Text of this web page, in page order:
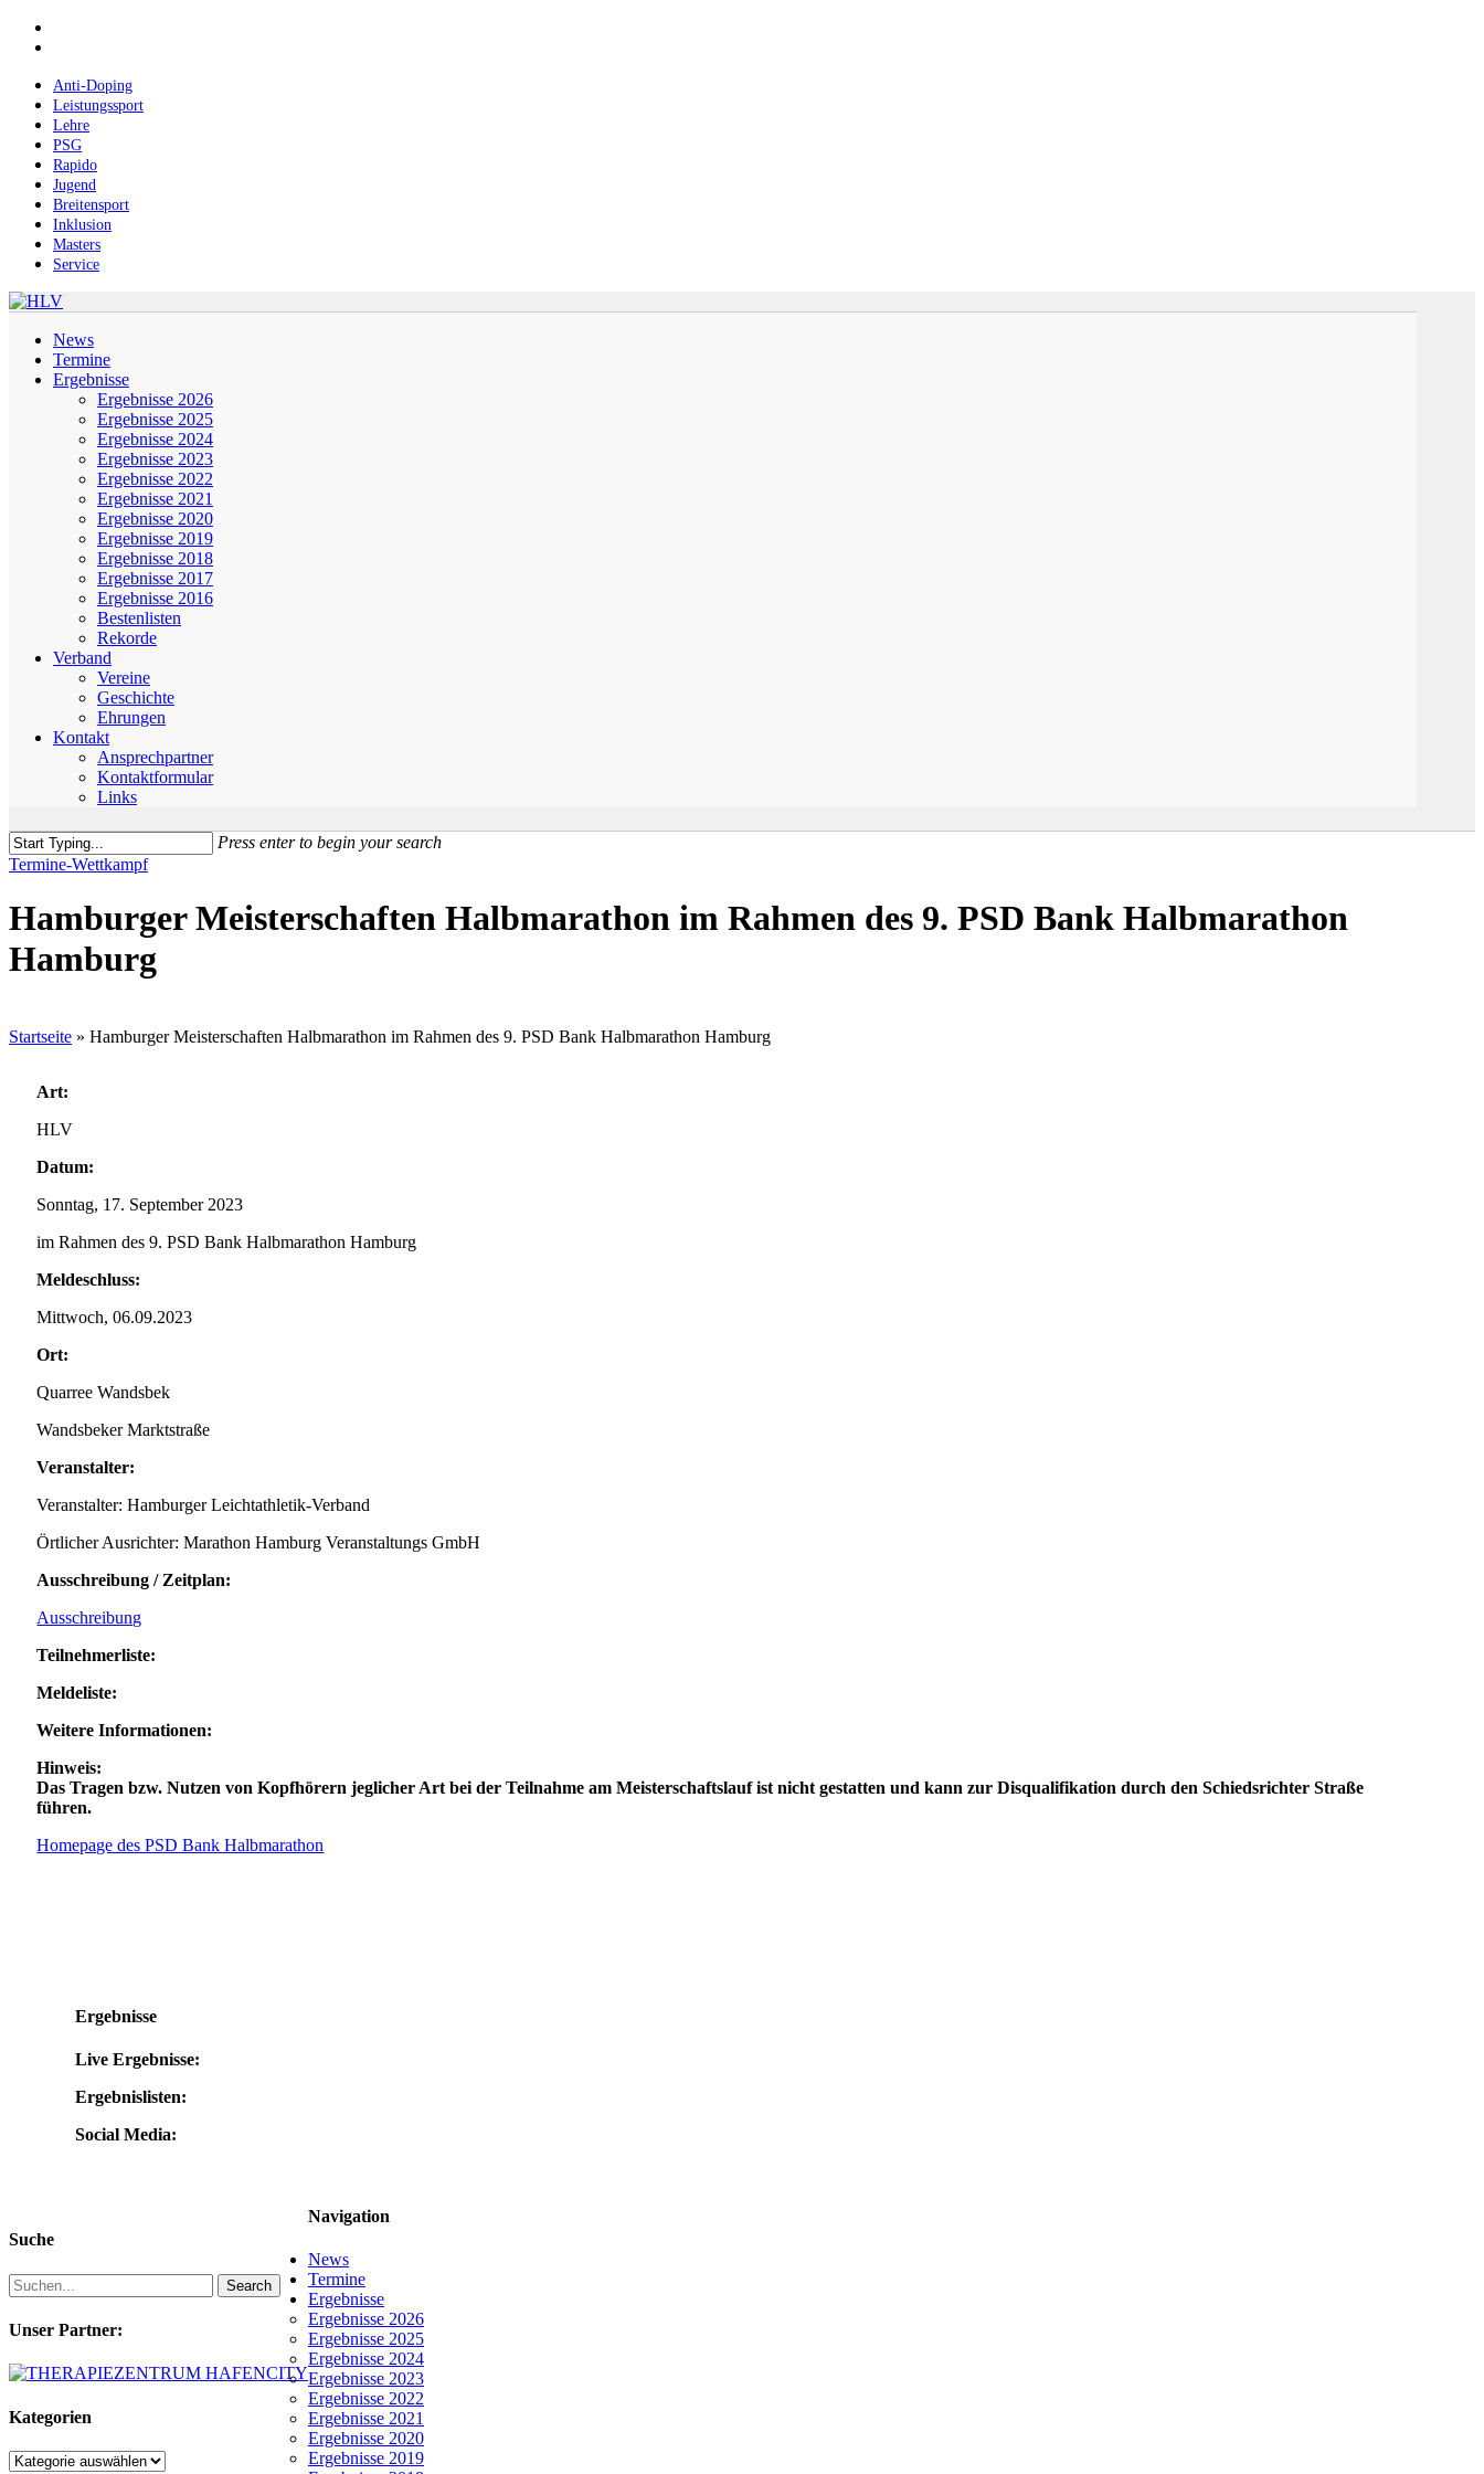
Skip
contentAnti-Doping
Leistungssport
Lehre
PSG
Rapido
Jugend
Breitensport
Inklusion
Masters
Service
News
Termine
Ergebnisse
Ergebnisse 2026
Ergebnisse 2025
Ergebnisse 2024
Ergebnisse 2023
Ergebnisse 2022
Ergebnisse 2021
Ergebnisse 2020
Ergebnisse 2019
Ergebnisse 2018
Ergebnisse 2017
Ergebnisse 2016
Bestenlisten
Rekorde
Verband
Vereine
Geschichte
Ehrungen
Kontakt
Ansprechpartner
Kontaktformular
Links
Press enter to begin your search
Close
Termine-Wettkampf
Hamburger Meisterschaften Halbmarathon im Rahmen des 9. PSD Bank Halbmarathon
Hamburg
Startseite » Hamburger Meisterschaften Halbmarathon im Rahmen des 9. PSD Bank Halbmarathon Hamburg
Art:
HLV
Datum:
Sonntag, 17. September 2023
im Rahmen des 9. PSD Bank Halbmarathon Hamburg
Meldeschluss:
Mittwoch, 06.09.2023
Ort:
Quarree Wandsbek
Wandsbeker Marktstraße
Veranstalter:
Veranstalter: Hamburger Leichtathletik-Verband
Örtlicher Ausrichter: Marathon Hamburg Veranstaltungs GmbH
Ausschreibung / Zeitplan:
Ausschreibung
Teilnehmerliste:
Meldeliste:
Weitere Informationen:
Hinweis:
Das Tragen bzw. Nutzen von Kopfhörern jeglicher Art bei der Teilnahme am Meisterschaftslauf ist nicht gestatten und kann zur Disqualifikation durch den Schiedsrichter Straße
führen.
Homepage des PSD Bank Halbmarathon
Ergebnisse
Live Ergebnisse:
Ergebnislisten:
Social Media:
Suche
Search
Unser Partner:
Kategorien
Kategorien
Navigation
News
Termine
Ergebnisse
Ergebnisse 2026
Ergebnisse 2025
Ergebnisse 2024
Ergebnisse 2023
Ergebnisse 2022
Ergebnisse 2021
Ergebnisse 2020
Ergebnisse 2019